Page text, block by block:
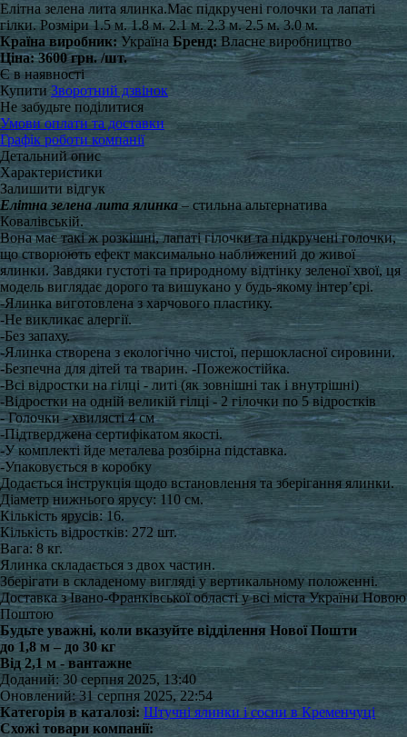
Елітна зелена лита ялинка. ​Має підкручені голочки та лапаті
гілки. Розміри 1.5 м. 1.8 м. 2.1 м. 2.3 м. 2.5 м. 3.0 м.
Країна виробник:Україна Бренд:Власне виробництво
Ціна:3600 грн./шт.
Є в наявності
Купити Зворотний дзвінок
Не забудьте поділитися
Умови оплати та доставки
Графік роботи компанії
Детальний опис
Характеристики
Залишити відгук
Елітна зелена лита ялинка– стильна альтернатива
Ковалівській.
Вона має такі ж розкішні, лапаті гілочки та підкручені голочки,
що створюють ефект максимально наближений до живої
ялинки. Завдяки густоті та природному відтінку зеленої хвої, ця
модель виглядає дорого та вишукано у будь-якому інтер’єрі.
-Ялинка виготовлена з харчового пластику.
-Не викликає алергії.
-Без запаху.
-Ялинка створена з екологічно чистої, першокласної сировини.
-Безпечна для дітей та тварин. -Пожежостійка.
-Всі відростки на гілці - литі (як зовнішні так і внутрішні)
-Відростки на одній великій гілці - 2 гілочки по 5 відростків
- Голочки - хвилясті 4 см
-Підтверджена сертифікатом якості.
-У комплекті йде металева розбірна підставка.
-Упаковується в коробку
Додається інструкція щодо встановлення та зберігання ялинки.
Діаметр нижнього ярусу: 110 см.
Кількість ярусів: 16.
Кількість відростків: 272 шт.
Вага: 8 кг.
Ялинка складається з двох частин.
Зберігати в складеному вигляді у вертикальному положенні.
Доставка з Івано-Франківської області у всі міста України Новою
Поштою
Будьте уважні, коли вказуйте відділення Нової Пошти
до 1,8 м – до 30 кг
Від 2,1 м - вантажне
Доданий: 30 серпня 2025, 13:40
Оновлений: 31 серпня 2025, 22:54
Категорія в каталозі: Штучні ялинки і сосни в Кременчуці
Схожі товари компанії: